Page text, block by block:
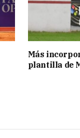
Más
plantilla de